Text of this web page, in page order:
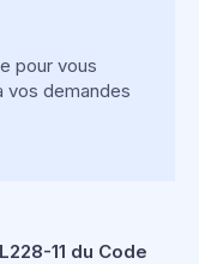
pour vous
demandes
11 du Code